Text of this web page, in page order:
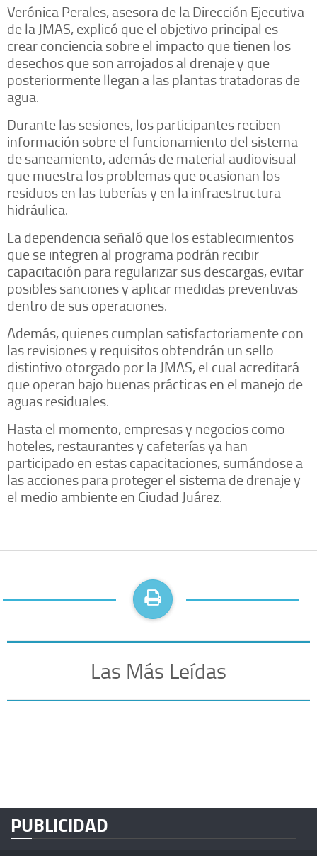
Verónica Perales, asesora de la Dirección Ejecutiva
de la JMAS, explicó que el objetivo principal es
crear conciencia sobre el impacto que tienen los
desechos que son arrojados al drenaje y que
posteriormente llegan a las plantas tratadoras de
agua.
Durante las sesiones, los participantes reciben
información sobre el funcionamiento del sistema
de saneamiento, además de material audiovisual
que muestra los problemas que ocasionan los
residuos en las tuberías y en la infraestructura
hidráulica.
La dependencia señaló que los establecimientos
que se integren al programa podrán recibir
capacitación para regularizar sus descargas, evitar
posibles sanciones y aplicar medidas preventivas
dentro de sus operaciones.
Además, quienes cumplan satisfactoriamente con
las revisiones y requisitos obtendrán un sello
distintivo otorgado por la JMAS, el cual acreditará
que operan bajo buenas prácticas en el manejo de
aguas residuales.
Hasta el momento, empresas y negocios como
hoteles, restaurantes y cafeterías ya han
participado en estas capacitaciones, sumándose a
las acciones para proteger el sistema de drenaje y
el medio ambiente en Ciudad Juárez.
Las Más Leídas
PUBLICIDAD